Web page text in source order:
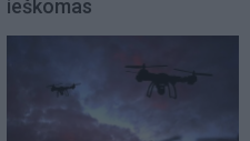
ieškomas